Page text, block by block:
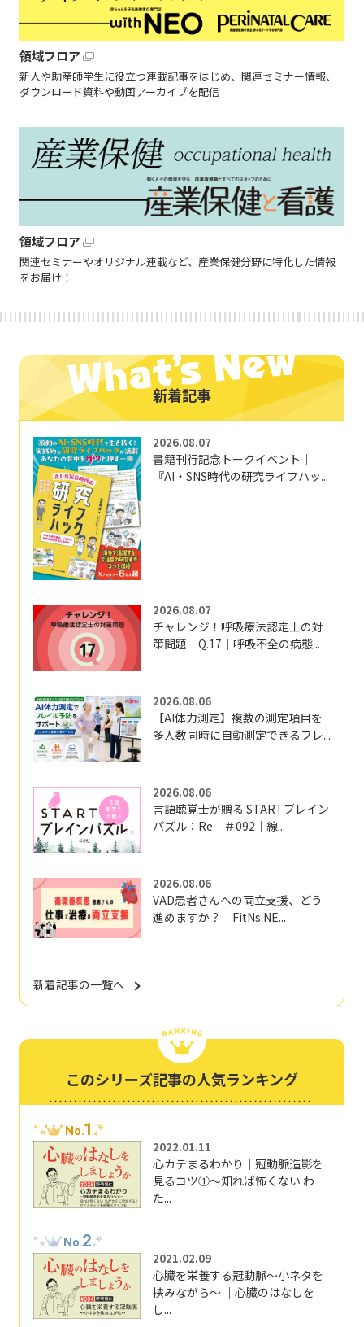
領域フロア
新人や助産師学生に役立つ連載記事をはじめ、関連セミナー情報、
ダウンロード資料や動画アーカイブを配信
領域フロア
関連セミナーやオリジナル連載など、産業保健分野に特化した情報
をお届け！
新着記事
2026.08.07
書籍刊行記念トークイベント｜
『AI・SNS時代の研究ライフハッ...
2026.08.07
チャレンジ！呼吸療法認定士の対
策問題｜Q.17｜呼吸不全の病態...
2026.08.06
【AI体力測定】複数の測定項目を
多人数同時に自動測定できるフレ...
2026.08.06
言語聴覚士が贈る STARTブレイン
パズル：Re｜＃092｜線...
2026.08.06
VAD患者さんへの両立支援、どう
進めますか？｜FitNs.NE...
新着記事の一覧へ
このシリーズ記事の人気ランキング
No.1
2022.01.11
心カテまるわかり｜冠動脈造影を
見るコツ①～知れば怖くない わ
た...
No.2
2021.02.09
心臓を栄養する冠動脈～小ネタを
挟みながら～ ｜心臓のはなしを
し...